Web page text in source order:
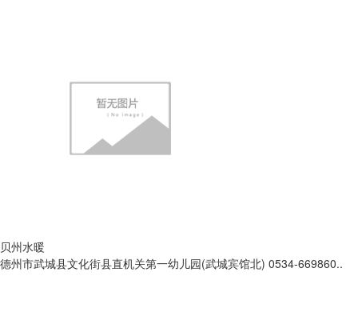
贝州水暖
德州市武城县文化街县直机关第一幼儿园(武城宾馆北) 0534-669860..